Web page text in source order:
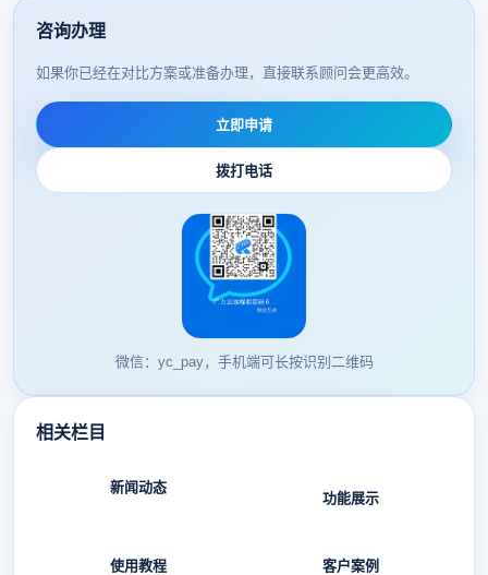
咨询办理
如果你已经在对比方案或准备办理，直接联系顾问会更高效。
立即申请
拨打电话
微信：yc_pay，手机端可长按识别二维码
相关栏目
新闻动态
功能展示
使用教程 客户案例